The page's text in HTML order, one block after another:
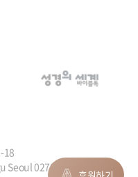
18
Seoul 02706, Rep. of Korea